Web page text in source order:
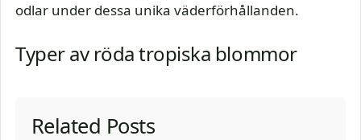
odlar under dessa unika väderförhållanden.
Typer av röda tropiska blommor
Related Posts